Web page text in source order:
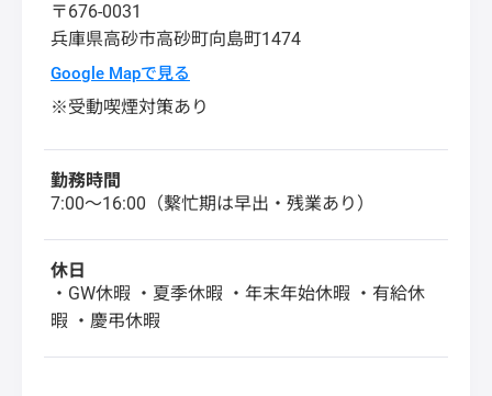
〒676-0031
兵庫県高砂市高砂町向島町1474
Google Mapで見る
※受動喫煙対策あり
勤務時間
7:00～16:00（繫忙期は早出・残業あり）
休日
・GW休暇 ・夏季休暇 ・年末年始休暇 ・有給休
暇 ・慶弔休暇